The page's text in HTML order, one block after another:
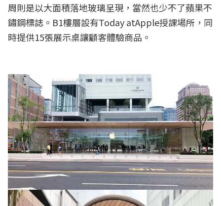
周則是以大面積落地玻璃呈現，當然也少不了蘋果不
鏽鋼標誌。B1樓層設有Today atApple授課場所，同
時提供15張展示桌讓顧客體驗商品。